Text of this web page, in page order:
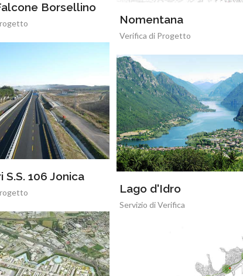
Borsellino
Nomentana
Verifica di Progetto
S.S. 106 Jonica
Lago d'Idro
Servizio di Verifica